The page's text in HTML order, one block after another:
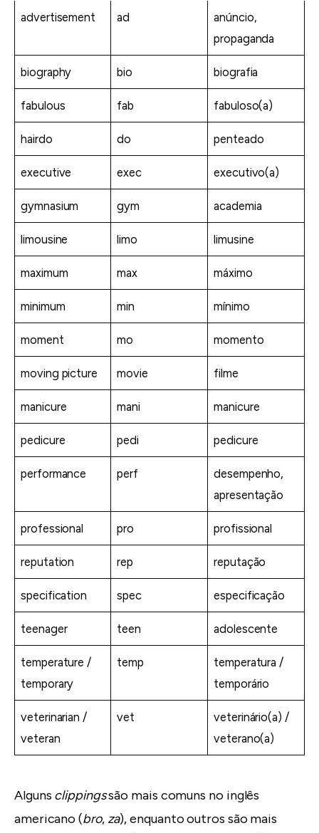
advertisement ad
anúncio,
propaganda
biography bio biografia
fabulous fab fabuloso(a)
hairdo do penteado
executive exec executivo(a)
gymnasium gym academia
limousine limo limusine
maximum max máximo
minimum min mínimo
moment mo momento
moving picture movie filme
manicure mani manicure
pedicure pedi pedicure
performance perf
desempenho,
apresentação
professional pro profissional
reputation rep reputação
specification spec especificação
teenager teen adolescente
temperature /
temporary
temp
temperatura /
temporário
veterinarian /
veteran
vet
veterinário(a) /
veterano(a)
Alguns clippingssão mais comuns no inglês
americano (bro, za), enquanto outros são mais